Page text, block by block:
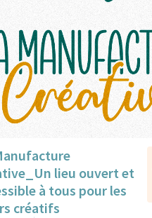
lieu ouvert et
à tous pour les
créatifs